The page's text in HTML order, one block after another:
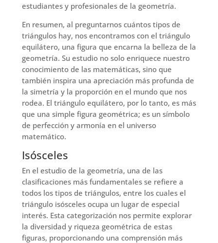
estudiantes y profesionales de la geometría.
En resumen, al preguntarnos cuántos tipos de
triángulos hay, nos encontramos con el triángulo
equilátero, una figura que encarna la belleza de la
geometría. Su estudio no solo enriquece nuestro
conocimiento de las matemáticas, sino que
también inspira una apreciación más profunda de
la simetría y la proporción en el mundo que nos
rodea. El triángulo equilátero, por lo tanto, es más
que una simple figura geométrica; es un símbolo
de perfección y armonía en el universo
matemático.
Isósceles
En el estudio de la geometría, una de las
clasificaciones más fundamentales se refiere a
todos los tipos de triángulos, entre los cuales el
triángulo isósceles ocupa un lugar de especial
interés. Esta categorización nos permite explorar
la diversidad y riqueza geométrica de estas
figuras, proporcionando una comprensión más